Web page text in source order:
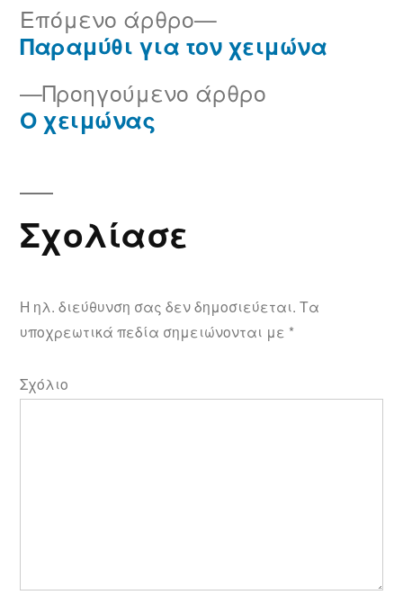
Πλοήγηση
άρθρων
Προηγούμενο άρθρο
Ο χειμώνας
Επόμενο άρθρο
Επόμενο
άρθρο:
Παραμύθι για τον χειμώνα
Σχολίασε
Η ηλ. διεύθυνση σας δεν δημοσιεύεται. Τα
υποχρεωτικά πεδία σημειώνονται με *
Σχόλιο